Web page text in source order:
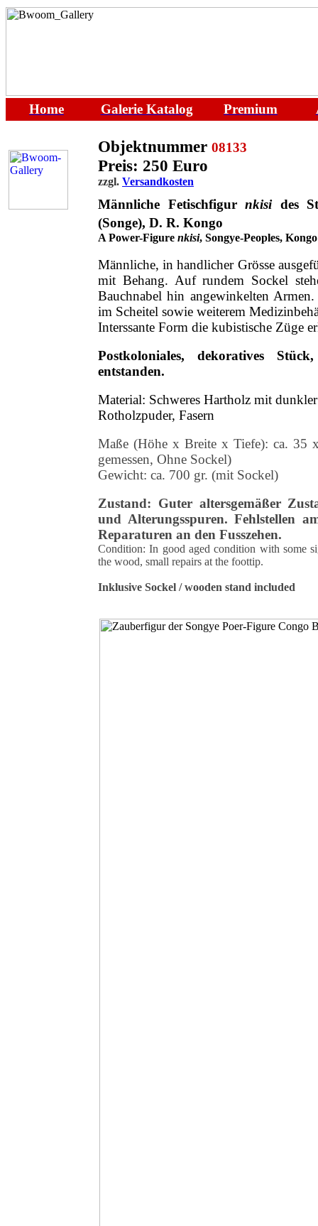
Home Galerie Katalog Premium
Objektnummer 08133
Preis: 250 Euro
zzgl. Versandkosten
Männliche Fetischfigur nkisides
(Songe), D. R. Kongo
A Power-Figure nkisi, Songye-Peoples, Kongo
Männliche, in handlicher Grösse
mit Behang. Auf rundem Sockel
Bauchnabel hin angewinkelten
im Scheitel sowie weiterem
Interssante Form die kubistische Züge
Postkoloniales, dekoratives
entstanden.
Material: Schweres Hartholz mit
Rotholzpuder, Fasern
Maße (Höhe x Breite x Tiefe): ca.
gemessen, Ohne Sockel)
Gewicht: ca. 700 gr. (mit Sockel)
Zustand: Guter altersgemäßer
und Alterungsspuren. Fehlstellen
Reparaturen an den Fusszehen.
Condition: In good aged condition with some
the wood, small repairs at the foottip.
Inklusive Sockel / wooden stand included